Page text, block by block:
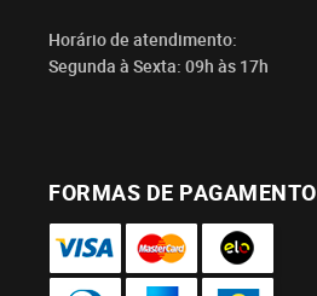
Horário de atendimento:
Segunda à Sexta: 09h às 17h
FORMAS DE PAGAMENTO